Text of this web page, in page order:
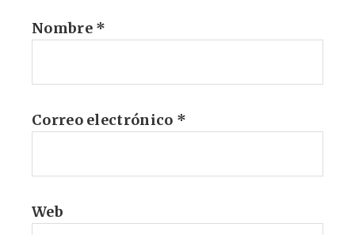
Nombre *
Correo electrónico *
Web